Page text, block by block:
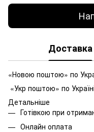
Доставка
«Новою поштою» по
«Укр поштою» по
Детальніше
Готівкою при
Онлайн оплата